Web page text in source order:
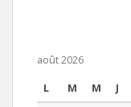
août 2026
L M M J